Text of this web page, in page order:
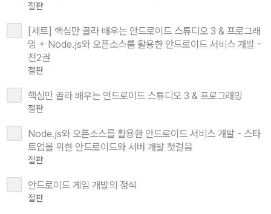
절판
[세트] 핵심만 골라 배우는 안드로이드 스튜디오 3 & 프로그래
밍 + Node.js와 오픈소스를 활용한 안드로이드 서비스 개발 -
전2권
절판
핵심만 골라 배우는 안드로이드 스튜디오 3 & 프로그래밍
절판
Node.js와 오픈소스를 활용한 안드로이드 서비스 개발 - 스타
트업을 위한 안드로이드와 서버 개발 첫걸음
절판
안드로이드 게임 개발의 정석
절판